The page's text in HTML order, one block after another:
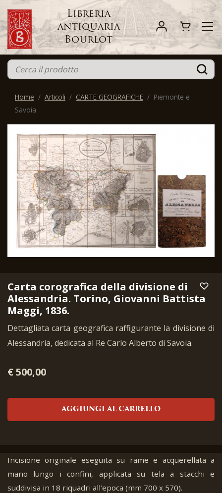
Libreria
antiquaria
Bourlot
Home Articoli CARTE GEOGRAFICHE
Piemonte e
Savoia
Carta corografica della divisione di
Alessandria. Torino, Giovanni Battista
Maggi, 1836.
Dettagliata carta geografica raffigurante la divisione di
Alessandria, dedicata al Re Carlo Alberto di Savoia.
€ 500,00
AGGIUNGI AL CARRELLO
Incisione originale eseguita su rame e acquerellata a
mano lungo i confini, applicata su tela a stacchi e
suddivisa in 18 riquadri all’epoca (mm 700 x 570).